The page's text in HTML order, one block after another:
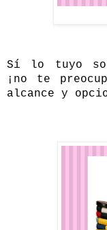
Sí lo tuyo
¡no te
alcance y